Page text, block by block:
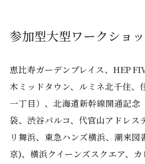
参加型大型ワークショ
恵比寿ガーデンプレイス、HEP
木ミッドタウン、ルミネ北千住、
一丁目）、北海道新幹線開通記念
袋、渋谷パルコ、代官山アドレス
リ舞浜、東急ハンズ横浜、潮来
京)、横浜クイーンズスクエア、